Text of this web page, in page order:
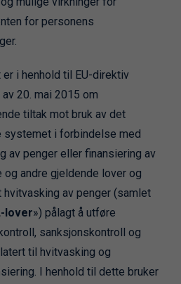
for personens
i henhold til EU-direktiv
20. mai 2015 om
tiltak mot bruk av det
systemet i forbindelse med
av penger eller finansiering av
og andre gjeldende lover og
hvitvasking av penger (samlet
lover») pålagt å utføre
sanksjonskontroll og
til hvitvasking og
I henhold til dette bruker